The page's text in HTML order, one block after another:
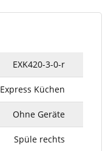
EXK420-3-0-r
Express Küchen
Ohne Geräte
Spüle rechts